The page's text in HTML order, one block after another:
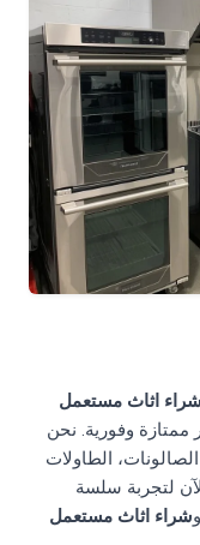
شراء اثاث مستعمل
ممتازة وفورية. نحن
الطاولات
لتجربة سلسة
وشراء اثاث مستعمل